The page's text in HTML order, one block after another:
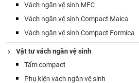
Vách ngăn vệ sinh MFC
Vách ngăn vệ sinh Compact Maica
Vách ngăn vệ sinh Compact Formica
Vật tư vách ngăn vệ sinh
Tấm compact
Phụ kiện vách ngăn vệ sinh